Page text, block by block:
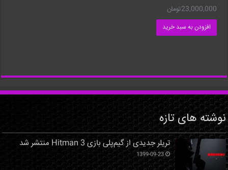
23,000,000تومان
افزودن به سبد خرید
نوشته های تازه
تریلر جدیدی از گیم‌پلی بازی Hitman 3 منتشر شد
1399-09-23